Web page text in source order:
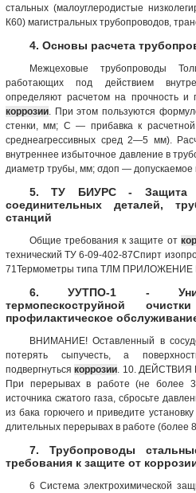
стальных (малоуглеродистые
К60) магистральных трубопроводов,
4. Основы расчета
Межцеховые трубопроводы
работающих под действием
определяют расчетом на прочность
коррозии . При этом пользуются
стенки, мм; С — прибавка к
среднеагрессивных сред 2—5 мм).
внутреннее избыточное давление в
диаметр трубы, мм; σдоп — допускаемое
5. ТУ БИУРС - Защита
соединительных деталей,
станций
Общие требования к защите от
технический ТУ 6-09-402-87Спирт
71Термометры типа ТЛМ ПРИЛОЖЕНИЕ
6. УУТПО-1 -
термопескоструйной
профилактическое
ВНИМАНИЕ! Оставленный в
потерять сыпучесть, а
подвергнутьсякоррозии . 10.
При перерывах в работе (не более 3
источника сжатого газа, сбросьте
из бака горючего и приведите
длительных перерывах в работе (более 8
7. Трубопроводы
требования к защите от
6 Система электрохимической